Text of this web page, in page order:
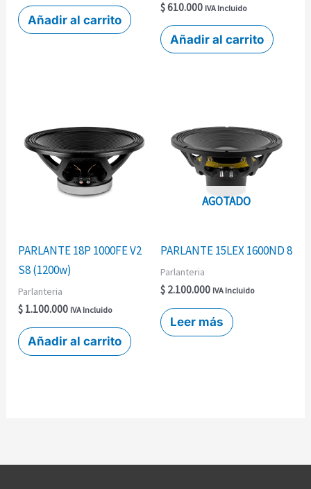
Añadir al carrito
$610.000 IVA Incluido
Añadir al carrito
PARLANTE 18P 1000FE V2
S8 (1200w)
Parlanteria
$ 1.100.000 IVA Incluido
Añadir al carrito
AGOTADO
PARLANTE 15LEX 1600ND 8
Parlanteria
$ 2.100.000 IVA Incluido
Leer más